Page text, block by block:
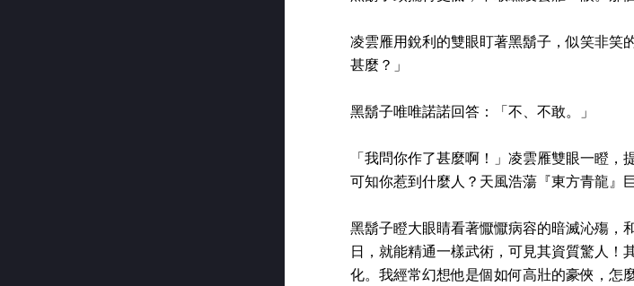
凌雲雁用銳利的雙眼盯著黑鬍子，似笑非笑
甚麼？」
黑鬍子唯唯諾諾回答：「不、不敢。」
「我問你作了甚麼啊！」凌雲雁雙眼一瞪
可知你惹到什麼人？天風浩蕩『東方青龍』
黑鬍子瞪大眼睛看著懨懨病容的暗滅沁殤，
日，就能精通一樣武術，可見其資質驚人
化。我經常幻想他是個如何高壯的豪俠，怎